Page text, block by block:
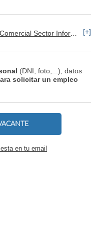
Comercial Sector Informática [+]
(DNI, foto,...), datos
solicitar un empleo
en tu email